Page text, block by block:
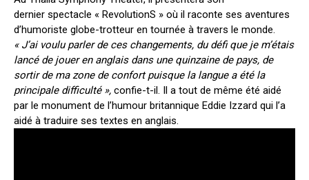
dernier spectacle « RevolutionS » où il raconte ses aventures
d’humoriste globe-trotteur en tournée à travers le monde.
« J’ai voulu parler de ces changements, du défi que je m’étais
lancé de jouer en anglais dans une quinzaine de pays, de
sortir de ma zone de confort puisque la langue a été la
principale difficulté », confie-t-il. Il a tout de même été aidé
par le monument de l’humour britannique Eddie Izzard qui l’a
aidé à traduire ses textes en anglais.